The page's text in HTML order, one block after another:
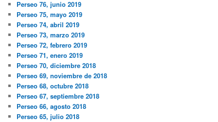
Perseo 76, junio 2019
Perseo 75, mayo 2019
Perseo 74, abril 2019
Perseo 73, marzo 2019
Perseo 72, febrero 2019
Perseo 71, enero 2019
Perseo 70, diciembre 2018
Perseo 69, noviembre de 2018
Perseo 68, octubre 2018
Perseo 67, septiembre 2018
Perseo 66, agosto 2018
Perseo 65, julio 2018